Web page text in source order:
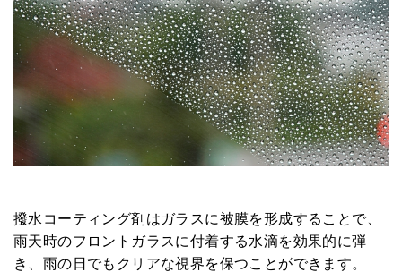
撥水コーティング剤はガラスに被膜を形成することで、
雨天時のフロントガラスに付着する水滴を効果的に弾
き、雨の日でもクリアな視界を保つことができます。